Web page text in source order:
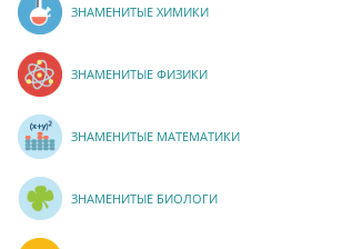
ЗНАМЕНИТЫЕ ХИМИКИ
ЗНАМЕНИТЫЕ ФИЗИКИ
ЗНАМЕНИТЫЕ МАТЕМАТИКИ
ЗНАМЕНИТЫЕ БИОЛОГИ